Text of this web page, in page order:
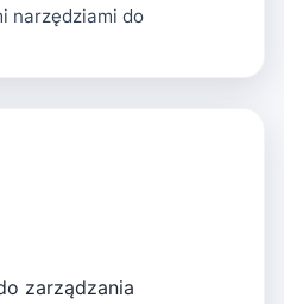
narzędziami do
zarządzania